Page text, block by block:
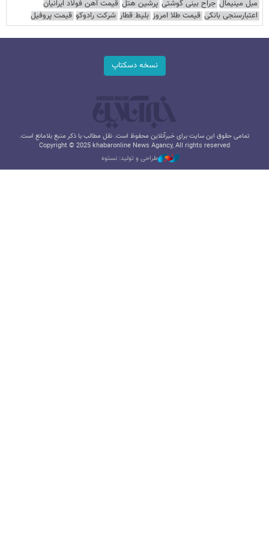
مبل مینیمال جراح بینی گوشتی پرشین هتل قیمت آهن فولاد ایرانیان
اعتبارسنجی بانکی قیمت طلا امروز بلیط قطار شرکت رادوکو قیمت پروفیل
نسخه دسکتاپ
تمامی حقوق این سایت برای خبرآنلاین محفوظ است. نقل مطالب با ذکر منبع بلامانع است.
Copyright © 2025 khabaronline News Agancy, All rights reserved
طراحی و تولید: نستوه